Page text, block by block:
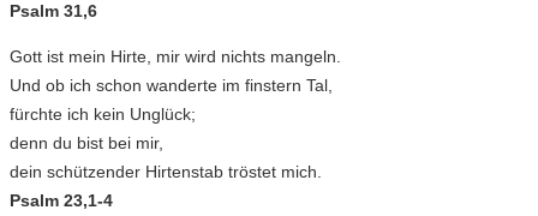
Psalm 31,6
Gott ist mein Hirte, mir wird nichts mangeln.
Und ob ich schon wanderte im finstern Tal,
fürchte ich kein Unglück;
denn du bist bei mir,
dein schützender Hirtenstab tröstet mich.
Psalm 23,1-4